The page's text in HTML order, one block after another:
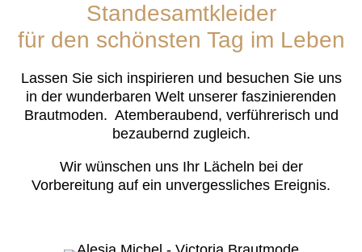
Standesamtkleider
für den schönsten Tag im Leben
Lassen Sie sich inspirieren und besuchen Sie uns
in der wunderbaren Welt unserer faszinierenden
Brautmoden. Atemberaubend, verführerisch und
bezaubernd zugleich.
Wir wünschen uns Ihr Lächeln bei der
Vorbereitung auf ein unvergessliches Ereignis.